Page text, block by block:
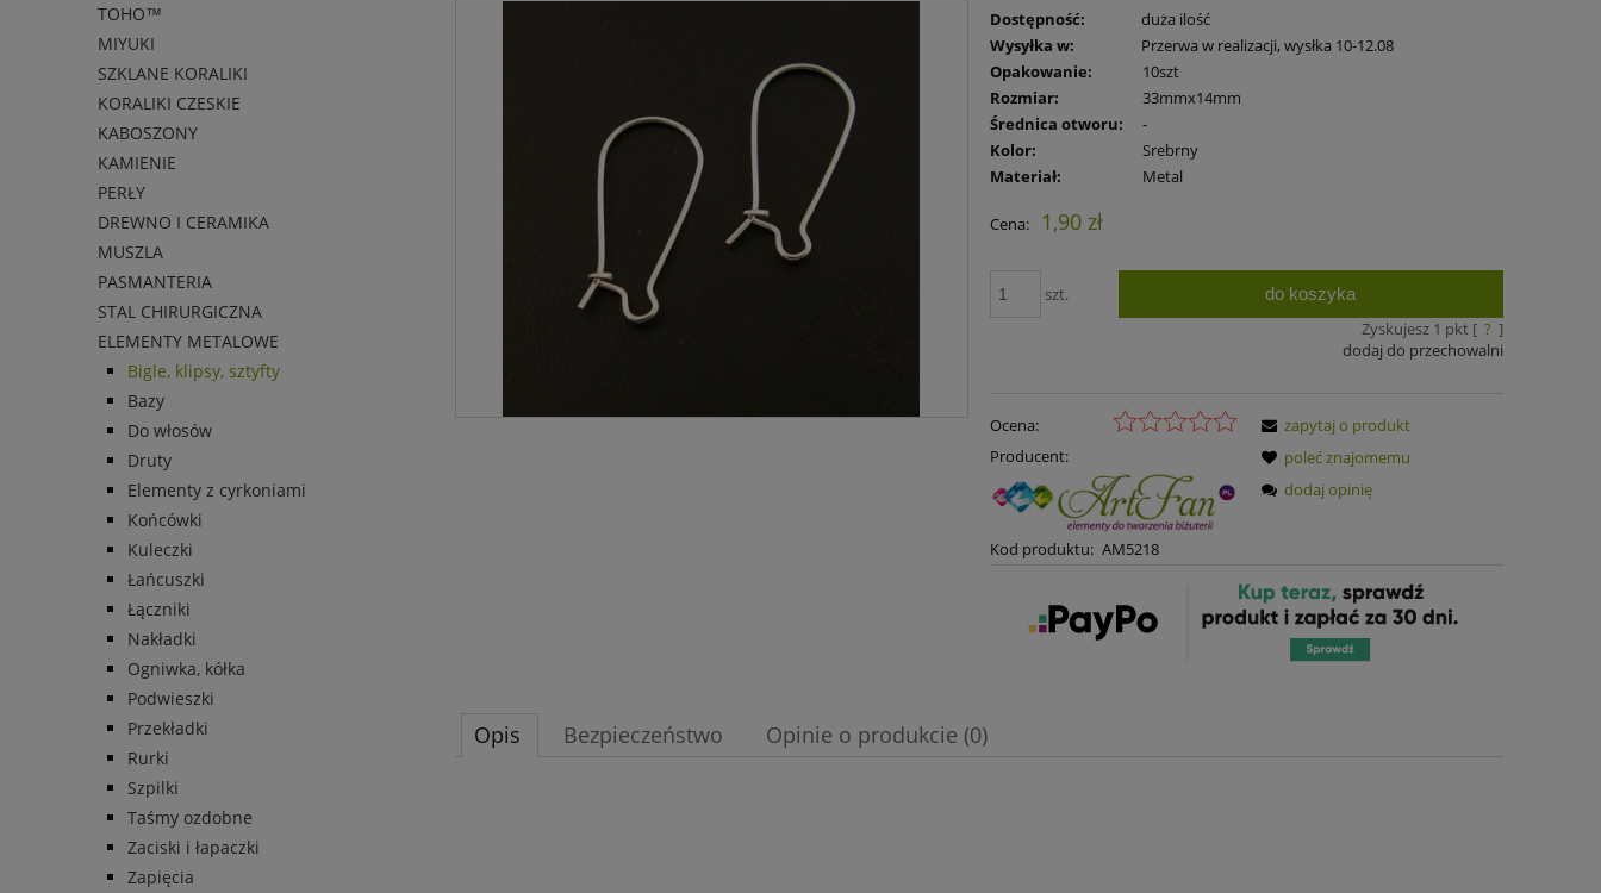
TOHO™
MIYUKI
SZKLANE KORALIKI
KORALIKI CZESKIE
KABOSZONY
KAMIENIE
PERŁY
DREWNO I CERAMIKA
MUSZLA
PASMANTERIA
STAL CHIRURGICZNA
ELEMENTY METALOWE
Bigle, klipsy, sztyfty
Bazy
Do włosów
Druty
Elementy z cyrkoniami
Końcówki
Kuleczki
Łańcuszki
Łączniki
Nakładki
Ogniwka, kółka
Podwieszki
Przekładki
Rurki
Szpilki
Taśmy ozdobne
Zaciski i łapaczki
Zapięcia
Dostępność:
duża ilość
Wysyłka w:
Przerwa w realizacji, wysłka 10-12.08
Opakowanie:
10szt
Rozmiar:
33mmx14mm
Średnica otworu:
-
Kolor:
Srebrny
Materiał:
Metal
Cena: 1,90 zł
szt. do koszyka
Zyskujesz 1 pkt [ ? ]
dodaj do przechowalni
Ocena:
Producent:
Kod produktu: AM5218
zapytaj o produkt
poleć znajomemu
dodaj opinię
Opis Bezpieczeństwo Opinie o produkcie (0)